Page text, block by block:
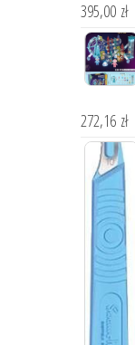
395,00 zł
272,16 zł